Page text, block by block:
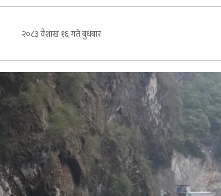
२०८३ वैशाख १६ गते बुधबार